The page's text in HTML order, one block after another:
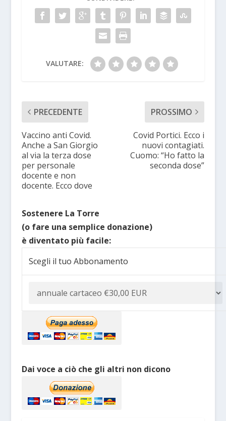
VALUTARE:
PRECEDENTE
Vaccino anti Covid.
Anche a San Giorgio
al via la terza dose
per personale
docente e non
docente. Ecco dove
PROSSIMO
Covid Portici. Ecco i
nuovi contagiati.
Cuomo: “Ho fatto la
seconda dose”
Sostenere La Torre
(o fare una semplice donazione)
è diventato più facile:
Scegli il tuo Abbonamento
Dai voce a ciò che gli altri non dicono